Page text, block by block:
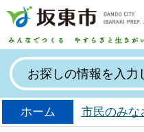
ホーム 市民のみな